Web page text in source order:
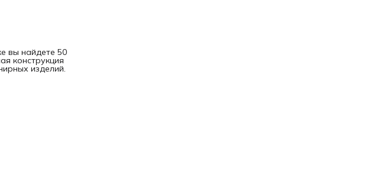
вы найдете 50
конструкция
изделий.